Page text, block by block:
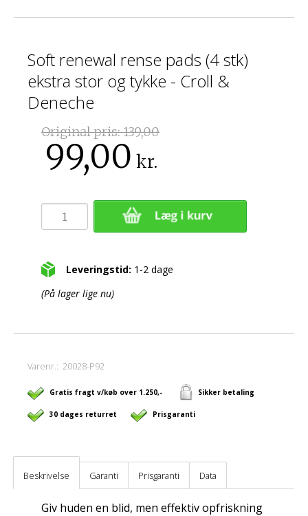
Soft renewal rense pads (4 stk)
ekstra stor og tykke - Croll &
Deneche
Original pris:139,00
99,00 kr.
Leveringstid: 1-2 dage
(På lager lige nu)
Varenr.:20028-P92
Gratis fragt v/køb over 1.250,- Sikker betaling
30 dages returret Prisgaranti
Beskrivelse Garanti Prisgaranti Data
Giv huden en blid, men effektiv opfriskning